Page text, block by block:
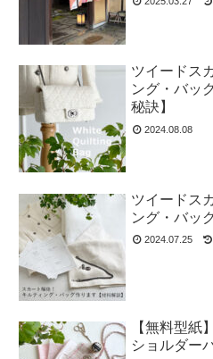
ツイードス
ング・バッ
秘訣】
2024.08.08
ツイードス
ング・バッ
2024.07.25
【無料型紙
ショルダー